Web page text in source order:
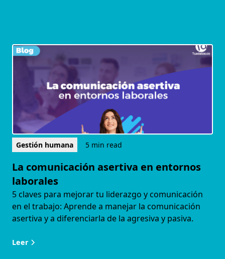
Gestión humana 5 min read
La comunicación asertiva en entornos
laborales
5 claves para mejorar tu liderazgo y comunicación
en el trabajo: Aprende a manejar la comunicación
asertiva y a diferenciarla de la agresiva y pasiva.
Leer